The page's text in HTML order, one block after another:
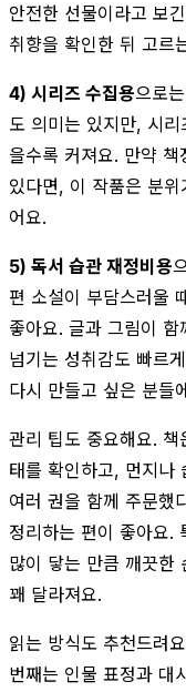
안전한 선물이라고 보
취향을 확인한 뒤 고르
4) 시리즈 수집용으로
도 의미는 있지만, 시
을수록 커져요. 만약
있다면, 이 작품은 분
어요.
5) 독서 습관 재정비용
편 소설이 부담스러울
좋아요. 글과 그림이
넘기는 성취감도 빠르
다시 만들고 싶은 분들
관리 팁도 중요해요.
태를 확인하고, 먼지나
여러 권을 함께 주문했
정리하는 편이 좋아요.
많이 닿는 만큼 깨끗한
꽤 달라져요.
읽는 방식도 추천드려
번째는 인물 표정과 대